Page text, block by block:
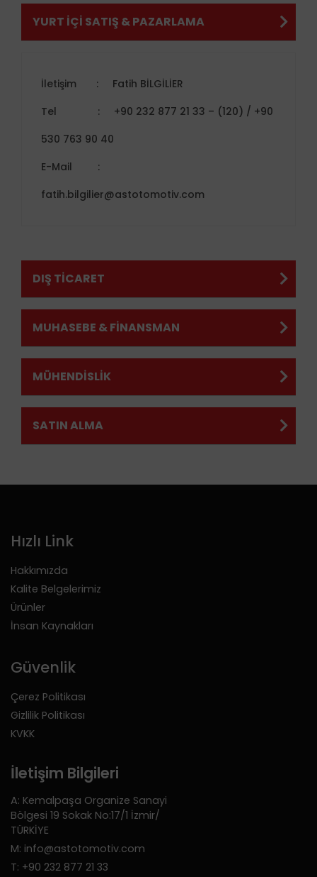
YURT İÇİ SATIŞ & PAZARLAMA
İletişim :
Fatih BİLGİLİER
Tel
:
+90 232 877 21 33 – (120) / +90
530 763 90 40
E-Mail
:
fatih.bilgilier@astotomotiv.com
DIŞ TİCARET
MUHASEBE & FİNANSMAN
MÜHENDİSLİK
SATIN ALMA
Hızlı Link
Hakkımızda
Kalite Belgelerimiz
Ürünler
İnsan Kaynakları
Güvenlik
Çerez Politikası
Gizlilik Politikası
KVKK
İletişim Bilgileri
A: Kemalpaşa Organize Sanayi
Bölgesi 19 Sokak No:17/1 İzmir/
TÜRKİYE
M: info@astotomotiv.com
T: +90 232 877 21 33